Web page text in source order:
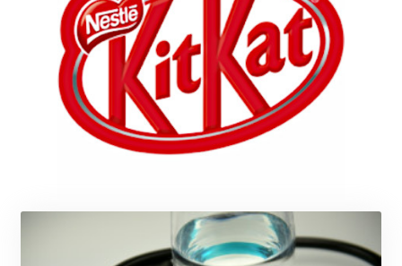
JOD 0.816908
JPY 182.455111
KES 149.049537
KGS 100.760472
4683.238048
KMF 491.993323
KYD 0.96202
KZT 540.94374
LAK